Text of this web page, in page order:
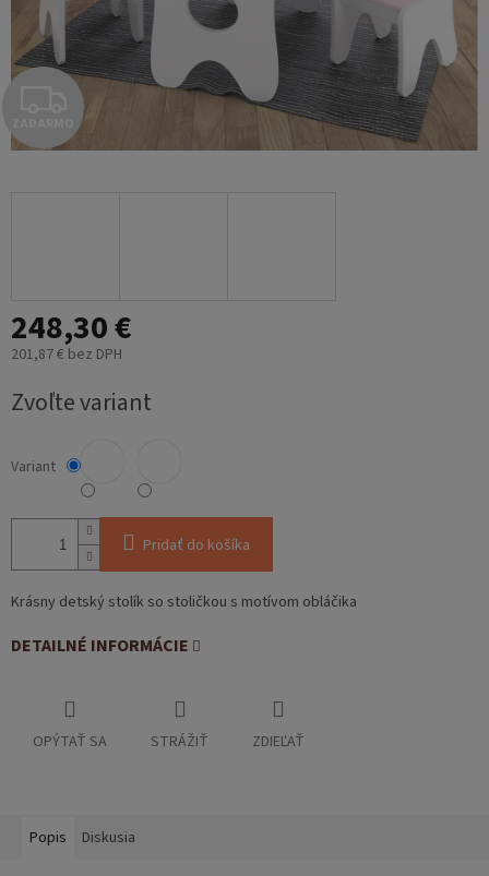
Z
A
M
O
248,30 €
201,87 € bez DPH
cena:
Zvoľte variant
Variant
Pridať do košíka
Krásny detský stolík so stoličkou s motívom obláčika
DETAILNÉ INFORMÁCIE
OPÝTAŤ SA STRÁŽIŤ ZDIEĽAŤ
Popis Diskusia